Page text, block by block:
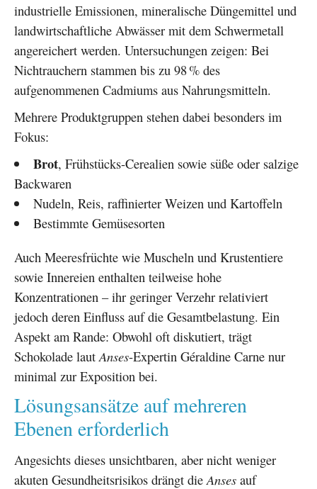
industrielle Emissionen, mineralische Düngemittel und
landwirtschaftliche Abwässer mit dem Schwermetall
angereichert werden. Untersuchungen zeigen: Bei
Nichtrauchern stammen bis zu 98 % des
aufgenommenen Cadmiums aus Nahrungsmitteln.
Mehrere Produktgruppen stehen dabei besonders im
Fokus:
Brot, Frühstücks-Cerealien sowie süße oder salzige
Backwaren
Nudeln, Reis, raffinierter Weizen und Kartoffeln
Bestimmte Gemüsesorten
Auch Meeresfrüchte wie Muscheln und Krustentiere
sowie Innereien enthalten teilweise hohe
Konzentrationen – ihr geringer Verzehr relativiert
jedoch deren Einfluss auf die Gesamtbelastung. Ein
Aspekt am Rande: Obwohl oft diskutiert, trägt
Schokolade laut Anses-Expertin Géraldine Carne nur
minimal zur Exposition bei.
Lösungsansätze auf mehreren
Ebenen erforderlich
Angesichts dieses unsichtbaren, aber nicht weniger
akuten Gesundheitsrisikos drängt die Anses auf